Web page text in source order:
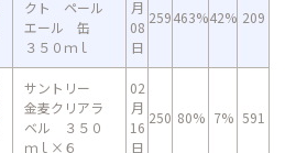
クト ペール
エール 缶
３５０ｍｌ
月
08
日
259463%42% 209
サントリー
金麦クリアラ
ベル ３５０
ｍｌ×６
02
月
16
日
250 80% 7% 591